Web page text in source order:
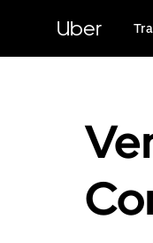
principal
Uber